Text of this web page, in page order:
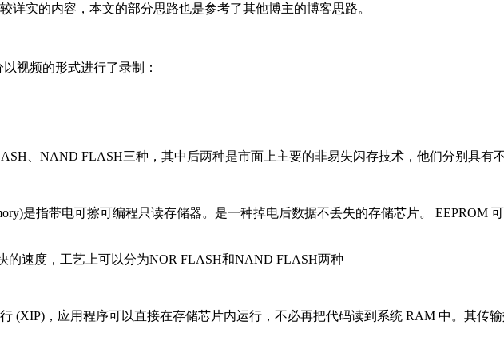
实的内容，本文的部分思路也是参考了其他博主的博客思路。
视频的形式进行了录制：
、NAND FLASH三种，其中后两种是市面上主要的非易失闪存技术，他们分别具有不
是指带电可擦可编程只读存储器。是一种掉电后数据不丢失的存储芯片。 EEPROM
速度，工艺上可以分为NOR FLASH和NAND FLASH两种
，应用程序可以直接在存储芯片内运行，不必再把代码读到系统 RAM 中。其传